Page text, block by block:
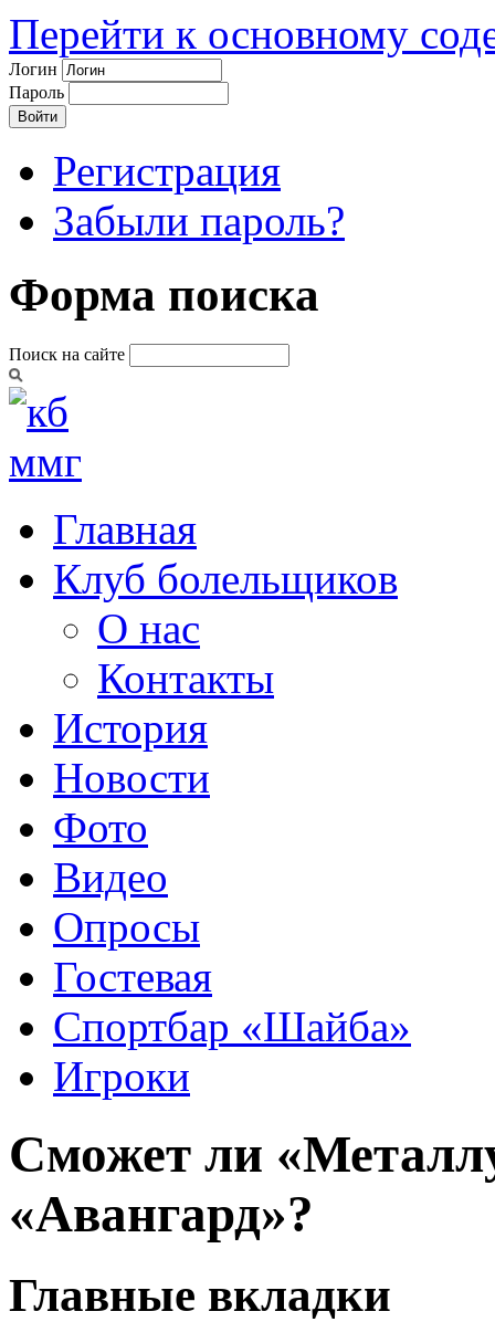
Перейти к основному
Логин
Пароль
Регистрация
Забыли пароль?
Форма поиска
Поиск на сайте
Главная
Клуб болельщиков
О нас
Контакты
История
Новости
Фото
Видео
Опросы
Гостевая
Спортбар «Шайба»
Игроки
Сможет ли
«Авангард»?
Главные вкладки